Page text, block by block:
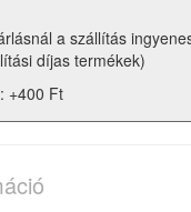
a szállítás
díjas termékek)
+400 Ft